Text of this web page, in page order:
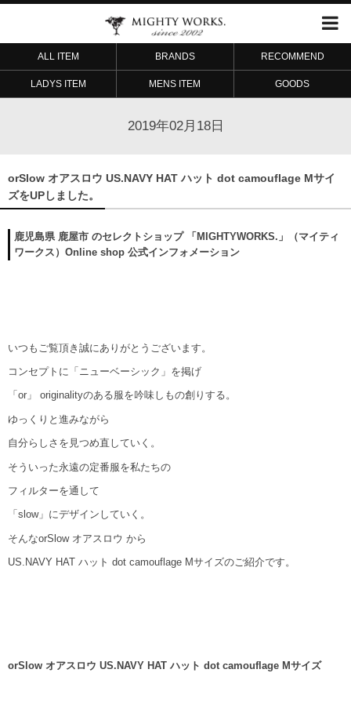
ALL ITEM BRANDS RECOMMEND
LADYS ITEM MENS ITEM GOODS
2019年02月18日
orSlow オアスロウ US.NAVY HAT ハット dot camouflage Mサイ
ズをUPしました。
鹿児島県 鹿屋市 のセレクトショップ 「MIGHTYWORKS.」（マイティ
ワークス）Online shop 公式インフォメーション
いつもご覧頂き誠にありがとうございます。
コンセプトに「ニューベーシック」を掲げ
「or」 originalityのある服を吟味しもの創りする。
ゆっくりと進みながら
自分らしさを見つめ直していく。
そういった永遠の定番服を私たちの
フィルターを通して
「slow」にデザインしていく。
そんなorSlow オアスロウ から
US.NAVY HAT ハット dot camouflage Mサイズのご紹介です。
orSlow オアスロウ US.NAVY HAT ハット dot camouflage Mサイズ